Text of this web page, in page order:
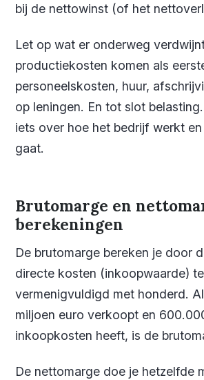
bij de nettowinst (of het
Let op wat er onderweg
productiekosten komen als
personeelskosten, huur,
op leningen. En tot slot
iets over hoe het bedrijf werkt
gaat.
Brutomarge en
berekeningen
De brutomarge bereken je door
directe kosten (inkoopwaarde)
vermenigvuldigd met honderd.
miljoen euro verkoopt en
inkoopkosten heeft, is de
De nettomarge doe je hetzelfde